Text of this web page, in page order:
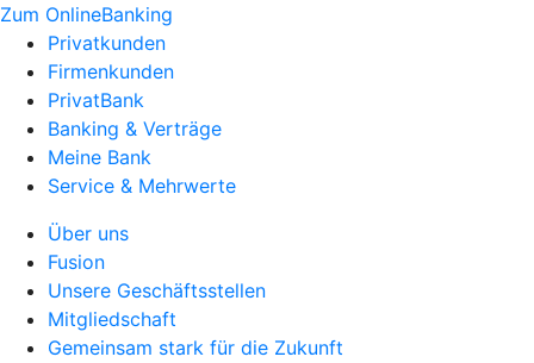
Zum OnlineBanking
Privatkunden
Firmenkunden
PrivatBank
Banking & Verträge
Meine Bank
Service & Mehrwerte
Über uns
Fusion
Unsere Geschäftsstellen
Mitgliedschaft
Gemeinsam stark für die Zukunft